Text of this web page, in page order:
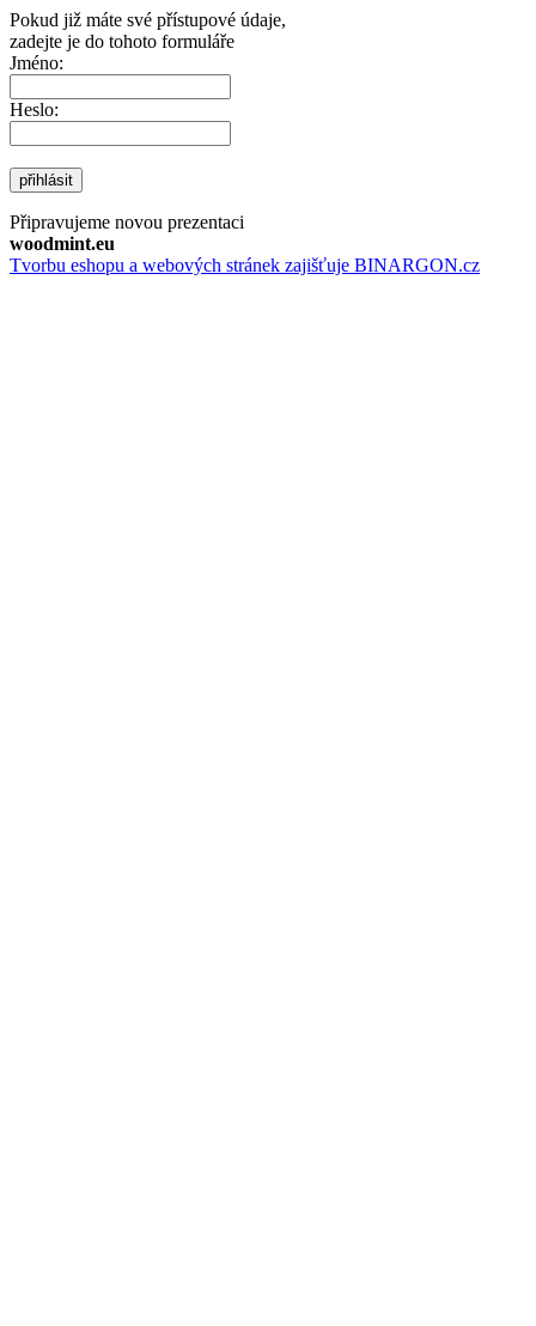
Pokud již máte své přístupové údaje,
zadejte je do tohoto formuláře
Jméno:
Heslo:
přihlásit
Připravujeme novou prezentaci
woodmint.eu
Tvorbu eshopu a webových stránek zajišťuje BINARGON.cz